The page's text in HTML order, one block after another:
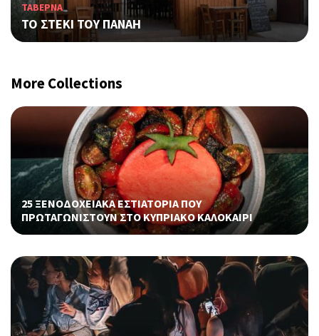
ΤΑΒΕΡΝΑ
TO ΣΤΕΚΙ ΤΟΥ ΠΑΝΑΗ
More Collections
25 ΞΕΝΟΔΟΧΕΙΑΚΑ ΕΣΤΙΑΤΟΡΙΑ ΠΟΥ
ΠΡΩΤΑΓΩΝΙΣΤΟΥΝ ΣΤΟ ΚΥΠΡΙΑΚΟ ΚΑΛΟΚΑΙΡΙ